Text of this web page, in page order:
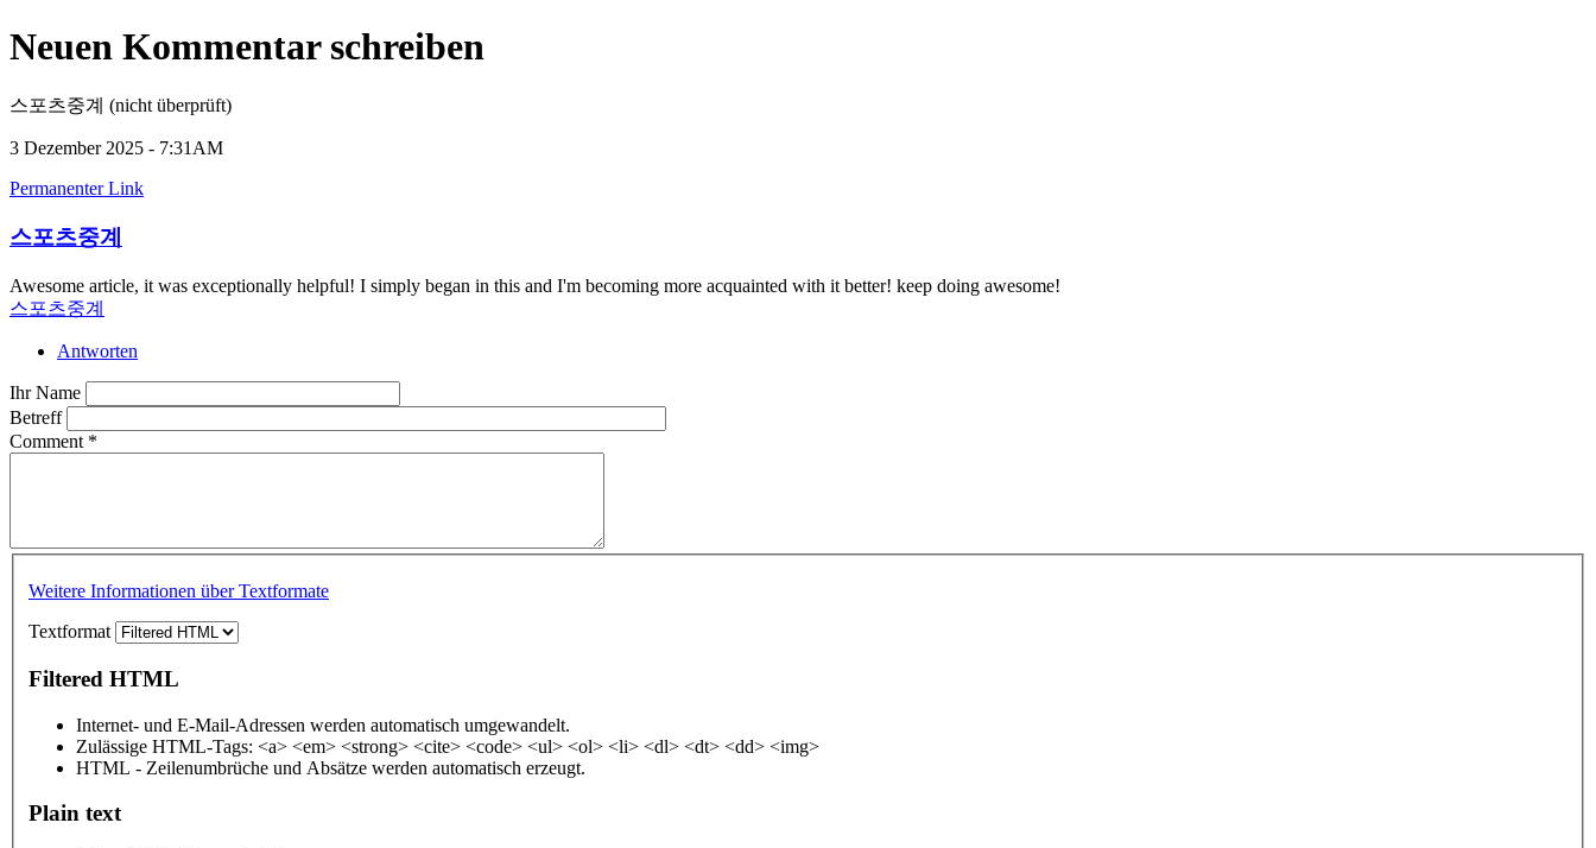
Neuen Kommentar schreiben
스포츠중계 (nicht überprüft)
3 Dezember 2025 - 7:31AM
Permanenter Link
스포츠중계
Awesome article, it was exceptionally helpful! I simply began in this and I'm becoming more acquainted with it better! keep doing awesome!
스포츠중계
Antworten
Ihr Name
Betreff
Comment *
Weitere Informationen über Textformate
Textformat
Filtered HTML
Internet- und E-Mail-Adressen werden automatisch umgewandelt.
Zulässige HTML-Tags: <a> <em> <strong> <cite> <code> <ul> <ol> <li> <dl> <dt> <dd> <img>
HTML - Zeilenumbrüche und Absätze werden automatisch erzeugt.
Plain text